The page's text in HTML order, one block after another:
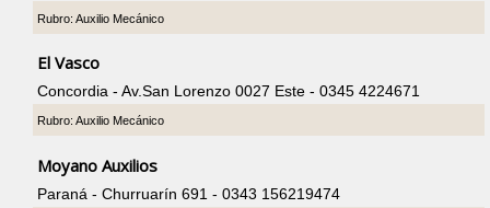
Rubro: Auxilio Mecánico
El Vasco
Concordia - Av.San Lorenzo 0027 Este - 0345 4224671
Rubro: Auxilio Mecánico
Moyano Auxilios
Paraná - Churruarín 691 - 0343 156219474